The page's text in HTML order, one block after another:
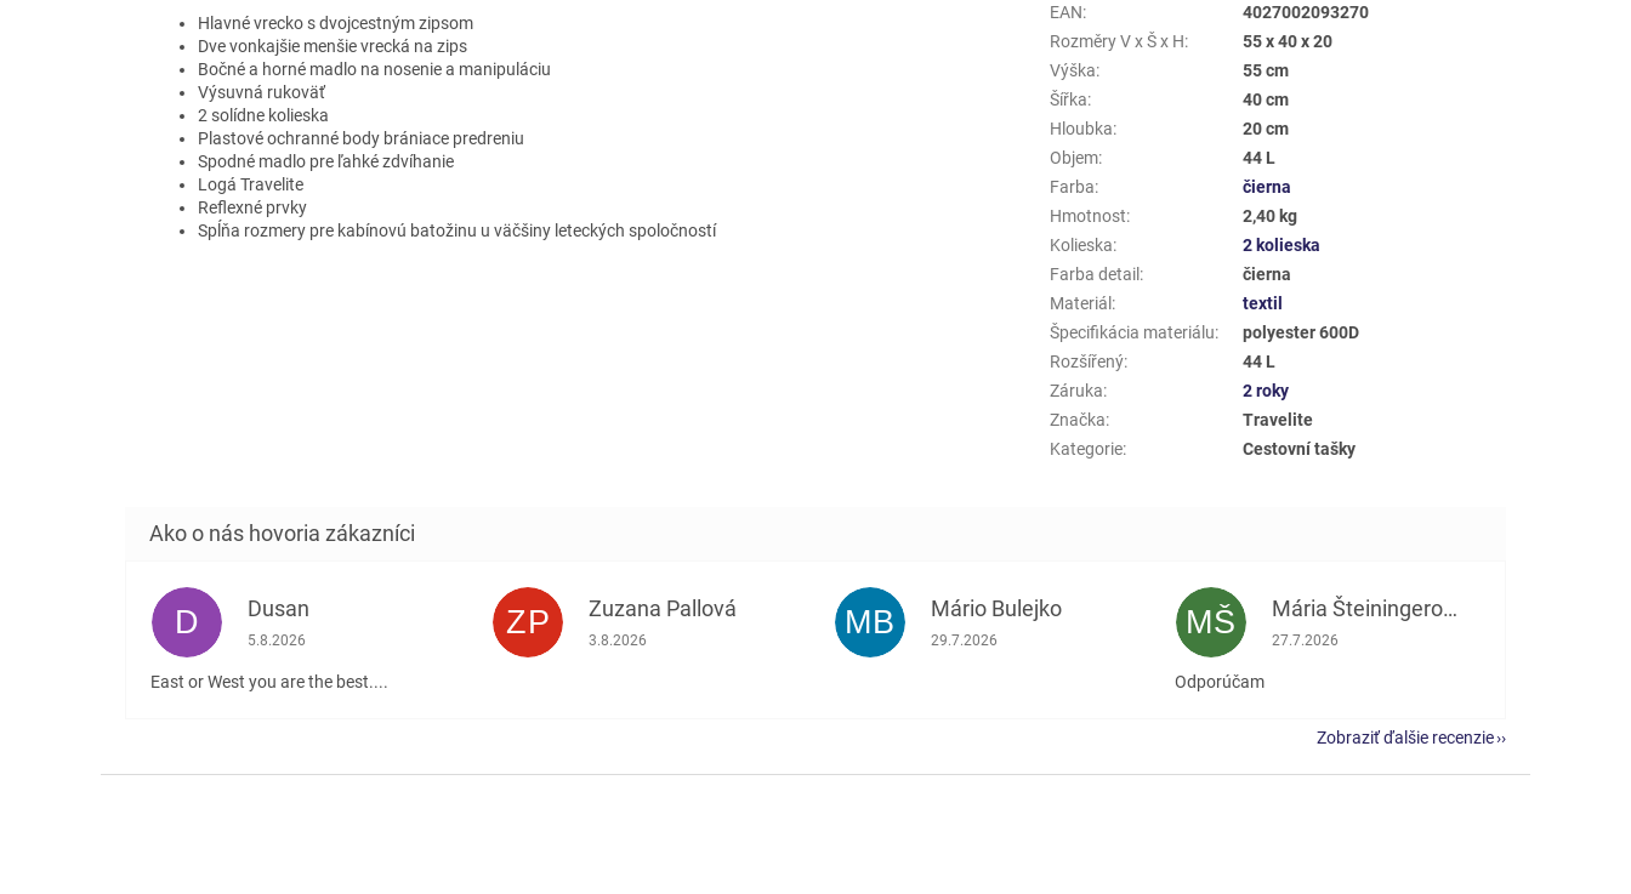
Hlavné vrecko s dvojcestným zipsom
Dve vonkajšie menšie vrecká na zips
Bočné a horné madlo na nosenie a manipuláciu
Výsuvná rukoväť
2 solídne kolieska
Plastové ochranné body brániace predreniu
Spodné madlo pre ľahké zdvíhanie
Logá Travelite
Reflexné prvky
Spĺňa rozmery pre kabínovú batožinu u väčšiny leteckých spoločností
EAN:
4027002093270
Rozměry V x Š x H:
55 x 40 x 20
Výška:
55 cm
Šířka:
40 cm
Hloubka:
20 cm
Objem:
44 L
Farba:
čierna
Hmotnost:
2,40 kg
Kolieska:
2 kolieska
Farba detail :
čierna
Materiál :
textil
Špecifikácia materiálu:
polyester 600D
Rozšířený:
44 L
Záruka:
2 roky
Značka:
Travelite
Kategorie: Cestovní tašky
D Dusan
Hodnotenie obchodu je 5 z 5 hviezdičiek.
5.8.2026
East or West you are the best....
ZP Zuzana Pallová
Hodnotenie obchodu je 5 z 5 hviezdičiek.
3.8.2026 MB Mário Bulejko
Hodnotenie obchodu je 5 z 5 hviezdičiek.
29.7.2026 MŠ Mária Šteiningerová
Hodnotenie obchodu je 5 z 5 hviezdičiek.
27.7.2026
Odporúčam
Zobraziť ďalšie recenzie